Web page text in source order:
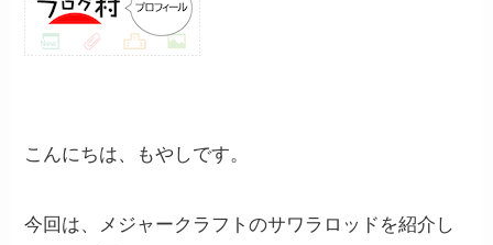
こんにちは、もやしです。
今回は、メジャークラフトのサワラロッドを紹介し